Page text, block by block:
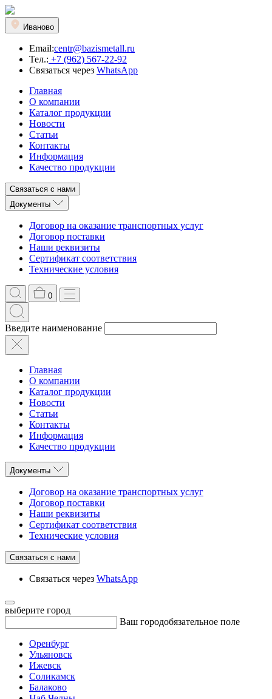
Иваново
Email:centr@bazismetall.ru
Тел.: +7 (962) 567-22-92
Связаться через WhatsApp
Главная
О компании
Каталог продукции
Новости
Статьи
Контакты
Информация
Качество продукции
Связаться с нами
Документы
Договор на оказание транспортных услуг
Договор поставки
Наши реквизиты
Сертификат соответствия
Технические условия
0
Введите наименование
Главная
О компании
Каталог продукции
Новости
Статьи
Контакты
Информация
Качество продукции
Документы
Договор на оказание транспортных услуг
Договор поставки
Наши реквизиты
Сертификат соответствия
Технические условия
Связаться с нами
Связаться через WhatsApp
выберите город
Ваш городобязательное поле
Оренбург
Ульяновск
Ижевск
Соликамск
Балаково